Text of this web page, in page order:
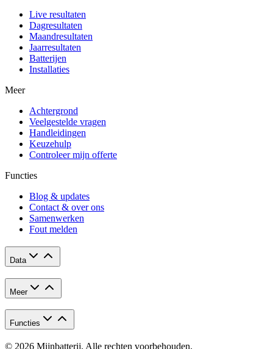
Live resultaten
Dagresultaten
Maandresultaten
Jaarresultaten
Batterijen
Installaties
Meer
Achtergrond
Veelgestelde vragen
Handleidingen
Keuzehulp
Controleer mijn offerte
Functies
Blog & updates
Contact & over ons
Samenwerken
Fout melden
Data
Meer
Functies
© 2026 Mijnbatterij. Alle rechten voorbehouden.